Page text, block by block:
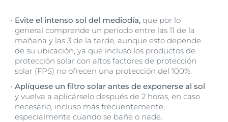
Evite el intenso sol del mediodía, que por lo
general comprende un período entre las 11 de la
mañana y las 3 de la tarde, aunque esto depende
de su ubicación, ya que incluso los productos de
protección solar con altos factores de protección
solar (FPS) no ofrecen una protección del 100%.
Aplíquese un filtro solar antes de exponerse al sol
y vuelva a aplicárselo después de 2 horas, en caso
necesario, incluso más frecuentemente,
especialmente cuando se bañe o nade.